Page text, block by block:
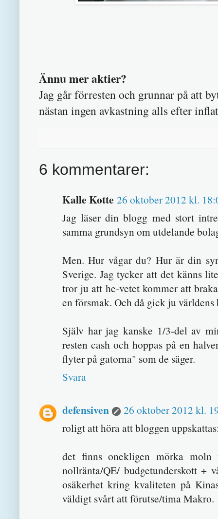
Ännu mer aktier?
Jag går förresten och grunnar på att
nästan ingen avkastning alls efter
6 kommentarer:
Kalle Kotte 26 oktober 2012 kl.
Jag läser din blogg med stort
samma grundsyn om utdelande
Men. Hur vågar du? Hur är din
Sverige. Jag tycker att det känns
tror ju att he-vetet kommer att
en försmak. Och då gick ju
Själv har jag kanske 1/3-del av
resten cash och hoppas på en
flyter på gatorna" som de säger.
Svara
defensiven
26 oktober 2012 kl.
roligt att höra att bloggen
det finns onekligen mörka moln
nollränta/QE/ budgetunderskott +
osäkerhet kring kvaliteten på
väldigt svårt att förutse/tima Makro.